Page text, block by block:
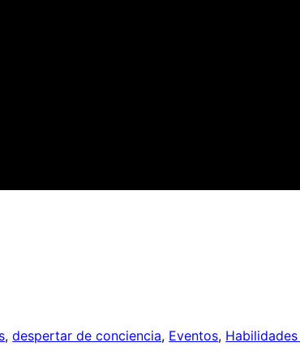
, despertar de conciencia, Eventos,